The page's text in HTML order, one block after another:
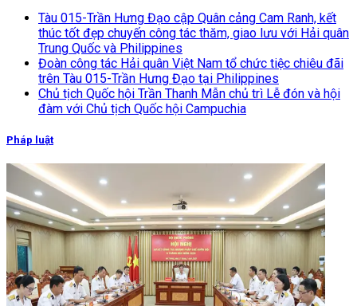
Tàu 015-Trần Hưng Đạo cập Quân cảng Cam Ranh, kết
thúc tốt đẹp chuyến công tác thăm, giao lưu với Hải quân
Trung Quốc và Philippines
Đoàn công tác Hải quân Việt Nam tổ chức tiệc chiêu đãi
trên Tàu 015-Trần Hưng Đạo tại Philippines
Chủ tịch Quốc hội Trần Thanh Mẫn chủ trì Lễ đón và hội
đàm với Chủ tịch Quốc hội Campuchia
Pháp luật